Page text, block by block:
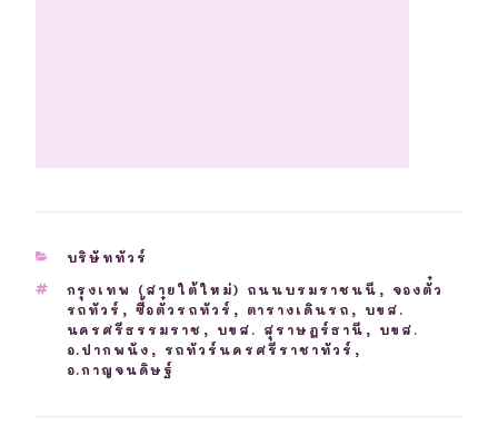
CATEGORIES
บริษัททัวร์
TAGS
กรุงเทพ (สายใต้ใหม่) ถนนบรมราชนนี , จองตั๋ว
รถทัวร์ , ซื้อตั๋วรถทัวร์ , ตารางเดินรถ , บขส.
นครศรีธรรมราช , บขส. สุราษฎร์ธานี , บขส.
อ.ปากพนัง , รถทัวร์นครศรีราชาทัวร์ ,
อ.กาญจนดิษฐ์